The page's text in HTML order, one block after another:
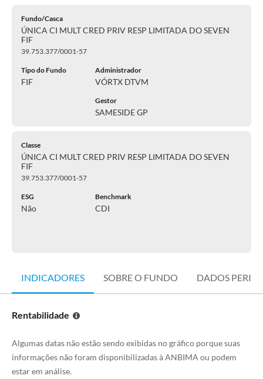
Fundo/Casca
ÚNICA CI MULT CRED PRIV RESP LIMITADA DO SEVEN
FIF
39.753.377/0001-57
Tipo do Fundo
FIF
Administrador
VÓRTX DTVM
Gestor
SAMESIDE GP
Classe
ÚNICA CI MULT CRED PRIV RESP LIMITADA DO SEVEN
FIF
39.753.377/0001-57
ESG
Não
Benchmark
CDI
INDICADORES SOBRE O FUNDO DADOS
Rentabilidade
Algumas datas não estão sendo exibidas no gráfico porque suas
informações não foram disponibilizadas à ANBIMA ou podem
estar em análise.